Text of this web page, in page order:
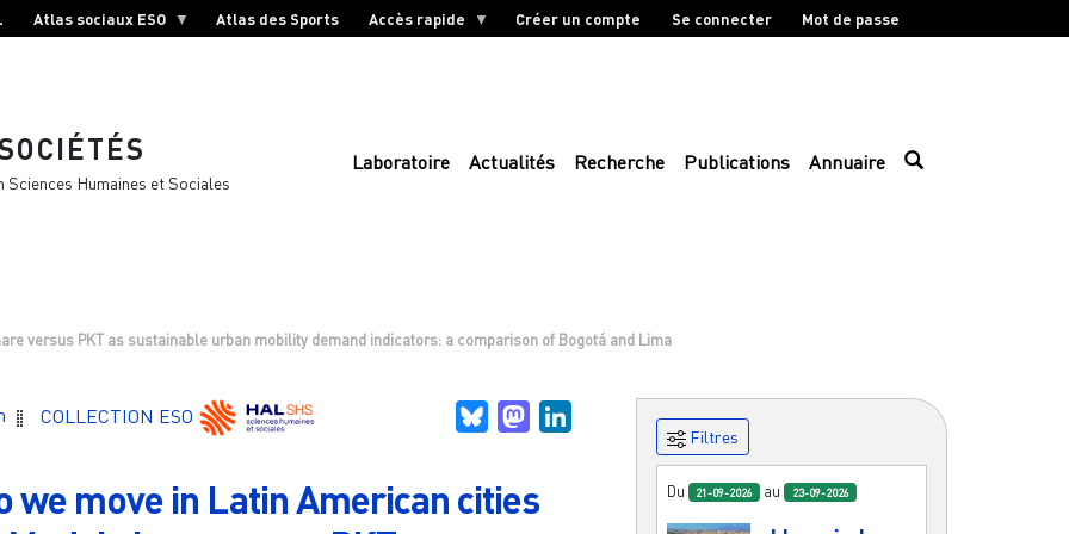
Atlas sociaux ESO Atlas des Sports Accès rapide Créer un compte Se connecter Mot de passe
Humaines et Sociales
Laboratoire Actualités Recherche Publications Annuaire
versus PKT as sustainable urban mobility demand indicators: a comparison of Bogotá and Lima
COLLECTION ESO BlueskyMastodon
we move in Latin American cities
Filtres
Du 21-09-2026 au 23-09-2026